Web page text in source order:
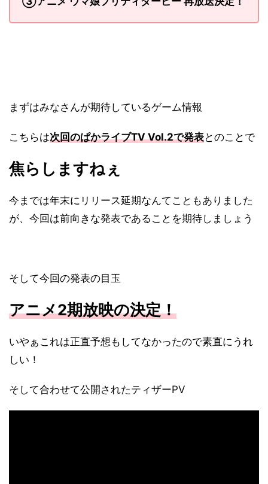
まずはみなさんが期待しているゲーム情報
こちらは次回のぱかライブTV Vol.2で発表とのことで
焦らしますねぇ
今までは年末にリリース延期なんてこともありました
が、今回は前向きな発表であることを期待しましょう
そして今回の発表の目玉
アニメ2期放映の決定！
いやぁこれは正直予想もしてなかったので素直にうれ
しい！
そして合わせて公開されたティザーPV